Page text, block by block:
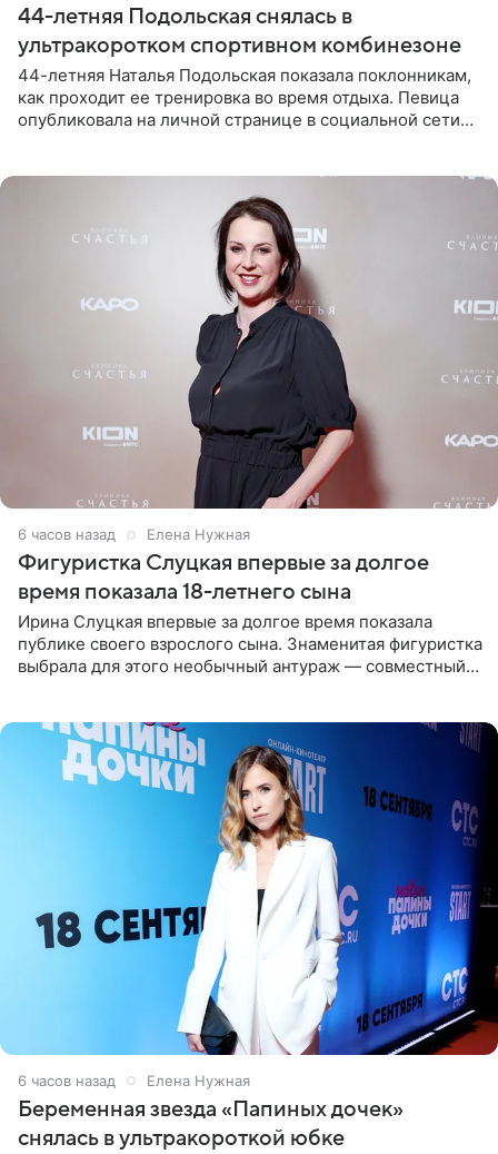
44-летняя Подольская снялась в
ультракоротком спортивном комбинезоне
44-летняя Наталья Подольская показала поклонникам,
как проходит ее тренировка во время отдыха. Певица
опубликовала на личной странице в социальной сети
6 часов назад Елена Нужная
Фигуристка Слуцкая впервые за долгое
время показала 18-летнего сына
Ирина Слуцкая впервые за долгое время показала
публике своего взрослого сына. Знаменитая фигуристка
выбрала для этого необычный антураж — совместный
6 часов назад Елена Нужная
Беременная звезда «Папиных дочек»
снялась в ультракороткой юбке